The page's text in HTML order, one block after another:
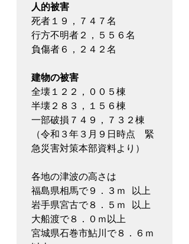
人的被害
死者１９，７４７名
行方不明者２，５５６名
負傷者６，２４２名
建物の被害
全壊１２２，００５棟
半壊２８３，１５６棟
一部破損７４９，７３２棟
（令和３年３月９日時点　緊
急災害対策本部資料より）
各地の津波の高さは
福島県相馬で９．３ｍ 以上
岩手県宮古で８．５ｍ 以上
大船渡で８．０ｍ以上
宮城県石巻市鮎川で８．６ｍ